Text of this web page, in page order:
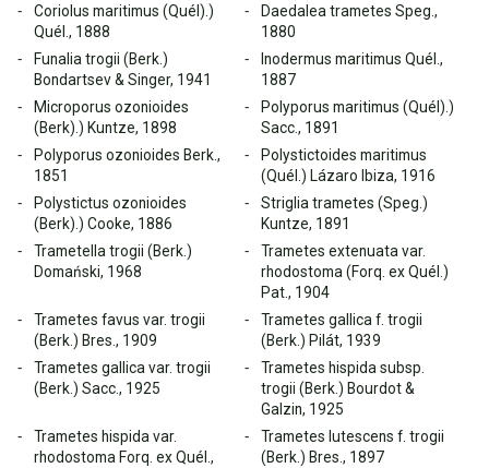
Coriolus maritimus (Quél).)
Quél., 1888
Daedalea trametes Speg.,
1880
Funalia trogii (Berk.)
Bondartsev & Singer, 1941
Inodermus maritimus Quél.,
1887
Microporus ozonioides
(Berk).) Kuntze, 1898
Polyporus maritimus (Quél).)
Sacc., 1891
Polyporus ozonioides Berk.,
1851
Polystictoides maritimus
(Quél.) Lázaro Ibiza, 1916
Polystictus ozonioides
(Berk).) Cooke, 1886
Striglia trametes (Speg.)
Kuntze, 1891
Trametella trogii (Berk.)
Domański, 1968
Trametes extenuata var.
rhodostoma (Forq. ex Quél.)
Pat., 1904
Trametes favus var. trogii
(Berk.) Bres., 1909
Trametes gallica f. trogii
(Berk.) Pilát, 1939
Trametes gallica var. trogii
(Berk.) Sacc., 1925
Trametes hispida subsp.
trogii (Berk.) Bourdot &
Galzin, 1925
Trametes hispida var.
rhodostoma Forq. ex Quél.,
Trametes lutescens f. trogii
(Berk.) Bres., 1897